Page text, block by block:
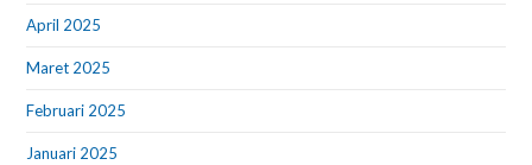
April 2025
Maret 2025
Februari 2025
Januari 2025